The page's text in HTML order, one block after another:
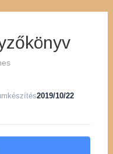
2019/10/22